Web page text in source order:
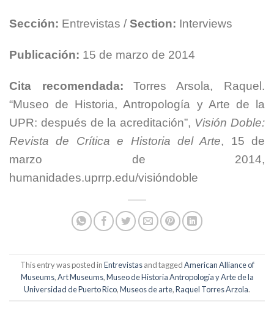
Sección: Entrevistas / Section: Interviews
Publicación: 15 de marzo de 2014
Cita recomendada:
Torres Arsola, Raquel.
“Museo de Historia, Antropología y Arte de la
UPR: después de la acreditación”, Visión Doble:
Revista de Crítica e Historia del Arte, 15 de
marzo de 2014,
humanidades.uprrp.edu/visióndoble
This entry was posted inEntrevistasand taggedAmerican Alliance of
Museums,Art Museums,Museo de Historia Antropología y Arte de la
Universidad de Puerto Rico,Museos de arte,Raquel Torres Arzola.